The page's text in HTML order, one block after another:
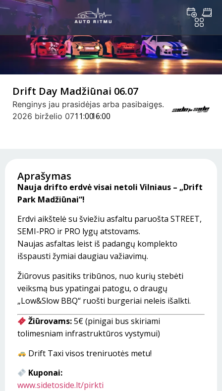
Drift Day Madžiūnai 06.07
Renginys jau prasidėjas arba pasibaigęs.
2026 birželio 0711:00 -16:00
Aprašymas
Nauja drifto erdvė visai netoli Vilniaus – „Drift
Park Madžiūnai“!
Erdvi aikštelė su šviežiu asfaltu paruošta STREET,
SEMI-PRO ir PRO lygų atstovams.
Naujas asfaltas leist iš padangų komplekto
išspausti žymiai daugiau važiavimų.
Žiūrovus pasitiks tribūnos, nuo kurių stebėti
veiksmą bus ypatingai patogu, o draugų
„Low&Slow BBQ“ ruošti burgeriai neleis išalkti.
Žiūrovams:5€ (pinigai bus skiriami
tolimesniam infrastruktūros vystymui)
Drift Taxi visos treniruotės metu!
Kuponai:
www.sidetoside.lt/pirkti